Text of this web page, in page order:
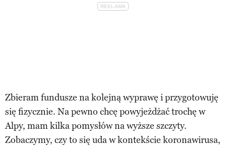
Zbieram fundusze na kolejną wyprawę i przygotowuję
się fizycznie. Na pewno chcę powyjeżdżać trochę w
Alpy, mam kilka pomysłów na wyższe szczyty.
Zobaczymy, czy to się uda w kontekście koronawirusa,